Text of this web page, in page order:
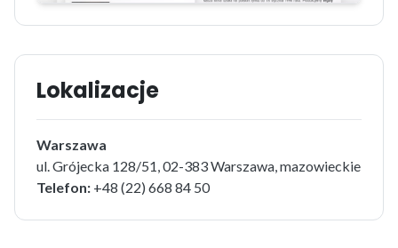
Lokalizacje
Warszawa
ul. Grójecka 128/51, 02-383 Warszawa, mazowieckie
Telefon: +48 (22) 668 84 50